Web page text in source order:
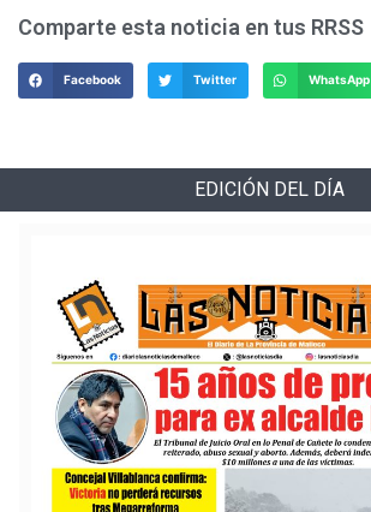
Comparte esta noticia en tus RRSS
Facebook Twitter WhatsApp
EDICIÓN DEL DÍA